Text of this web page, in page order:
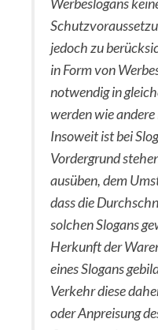
jedoch zu
in Form von
notwendig in
werden wie
Insoweit ist bei
Vordergrund
ausüben, dem
dass die
solchen Slogans
Herkunft der
eines Slogans
Verkehr diese
oder Anpreisung